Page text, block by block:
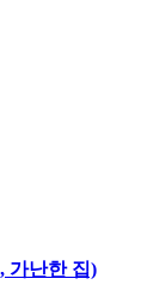
가난한 집)